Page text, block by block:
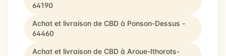
64190
Achat et livraison de CBD à Ponson-Dessus -
64460
Achat et livraison de CBD à Aroue-Ithorots-